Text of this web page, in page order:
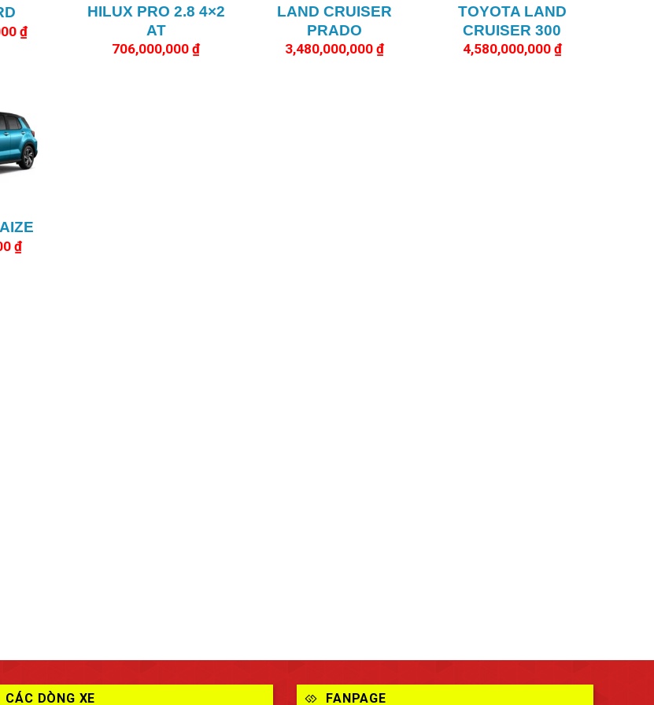
₫
HILUX PRO 2.8 4×2
AT
706,000,000₫
LAND CRUISER
PRADO
3,480,000,000 ₫
TOYOTA LAND
CRUISER 300
4,580,000,000 ₫
₫
CÁC DÒNG XE FANPAGE